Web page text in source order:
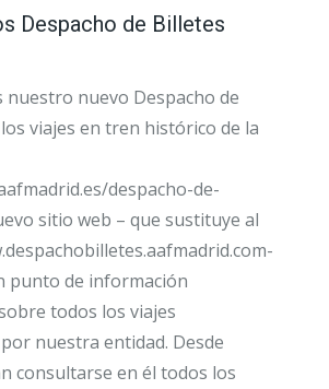
Despacho de Billetes
nuestro nuevo Despacho de
viajes en tren histórico de la
despacho-de-
sitio web – que sustituye al
punto de información
todos los viajes
nuestra entidad. Desde
consultarse en él todos los